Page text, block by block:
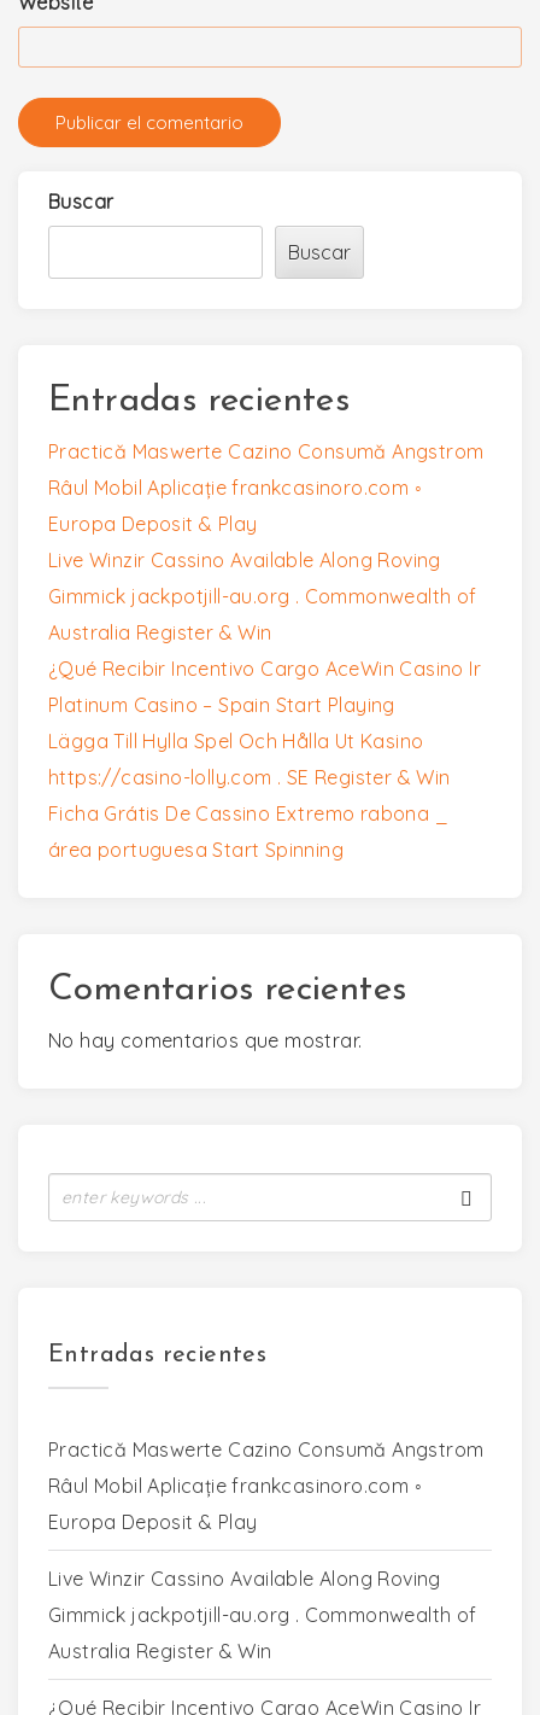
Buscar
Buscar
Entradas recientes
Practică Maswerte Cazino Consumă Angstrom
Râul Mobil Aplicație frankcasinoro.com ◦
Europa Deposit & Play
Live Winzir Cassino Available Along Roving
Gimmick jackpotjill-au.org . Commonwealth of
Australia Register & Win
¿Qué Recibir Incentivo Cargo AceWin Casino Ir
Platinum Casino – Spain Start Playing
Lägga Till Hylla Spel Och Hålla Ut Kasino
https://casino-lolly.com . SE Register & Win
Ficha Grátis De Cassino Extremo rabona _
área portuguesa Start Spinning
Comentarios recientes
No hay comentarios que mostrar.
Entradas recientes
Practică Maswerte Cazino Consumă Angstrom
Râul Mobil Aplicație frankcasinoro.com ◦
Europa Deposit & Play
Live Winzir Cassino Available Along Roving
Gimmick jackpotjill-au.org . Commonwealth of
Australia Register & Win
¿Qué Recibir Incentivo Cargo AceWin Casino Ir